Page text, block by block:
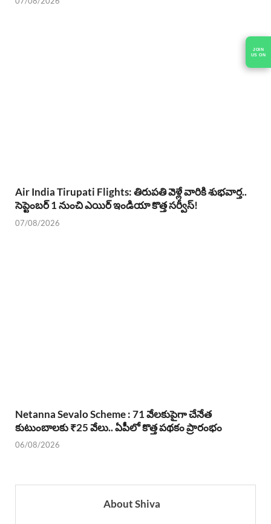
Air India Tirupati Flights: తిరుపతి వెళ్లే వారికి శుభవార్త..
సెప్టెంబర్ 1 నుంచి ఎయిర్ ఇండియా కొత్త సర్వీస్!
07/08/2026
Netanna Sevalo Scheme : 71 వేలకుపైగా చేనేత
కుటుంబాలకు ₹25 వేలు.. ఏపీలో కొత్త పథకం ప్రారంభం
06/08/2026
About Shiva